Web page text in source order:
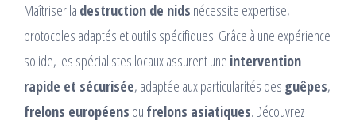
Maîtriser la destruction de nids nécessite expertise,
protocoles adaptés et outils spécifiques. Grâce à une expérience
solide, les spécialistes locaux assurent une intervention
rapide et sécurisée, adaptée aux particularités des guêpes,
frelons européens ou frelons asiatiques. Découvrez